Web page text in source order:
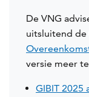
De VNG
uitsluitend de
versie meer
GIBIT 2025